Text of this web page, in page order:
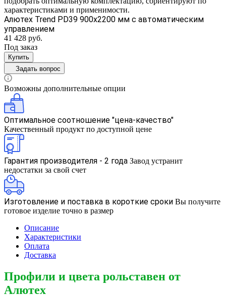
характеристиками и применимости.
Алютех Trend PD39 900x2200 мм с автоматическим
управлением
41 428 руб.
Под заказ
Купить
Задать вопрос
Возможны дополнительные опции
Оптимальное соотношение "цена-качество"
Качественный продукт по доступной цене
Гарантия производителя - 2 года Завод устранит
недостатки за свой счет
Изготовление и поставка в короткие сроки Вы получите
готовое изделие точно в размер
Описание
Характеристики
Оплата
Доставка
Профили и цвета рольставен от
Алютех